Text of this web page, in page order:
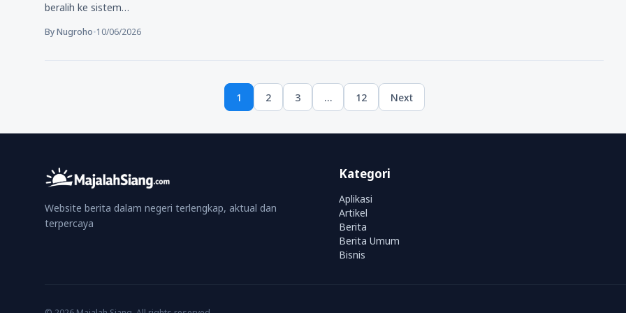
beralih ke sistem…
By Nugroho•10/06/2026
Page
1 Page
2 Page
3 … Page
12 Next
Website berita dalam negeri terlengkap, aktual dan
terpercaya
Kategori
Aplikasi
Artikel
Berita
Berita Umum
Bisnis